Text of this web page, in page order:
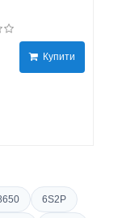
Купити
6S2P